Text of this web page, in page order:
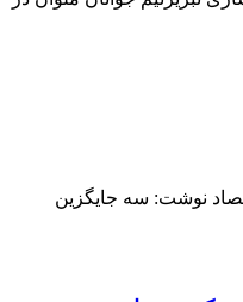
نوشت: سه جایگزین